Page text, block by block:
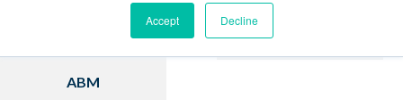
Accept Decline
ABM